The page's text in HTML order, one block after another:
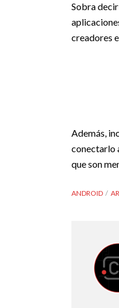
Sobra
creadores
Además,
conectarlo
que son
ANDROID